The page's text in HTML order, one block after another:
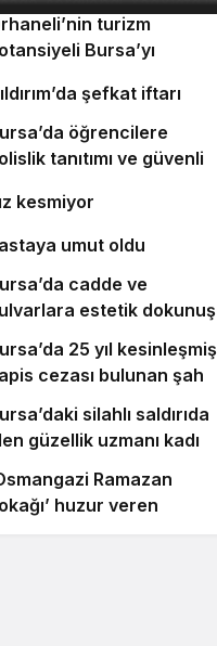
turizm
Bursa’yı
3
şefkat iftarı
4
öğrencilere
tanıtımı ve güvenlik
5
kesmiyor
umut oldu
7
cadde ve
estetik dokunuş
8
25 yıl kesinleşmiş
cezası bulunan şahıs
9
silahlı saldırıda
güzellik uzmanı kadın
verildi
10
Ramazan
huzur veren